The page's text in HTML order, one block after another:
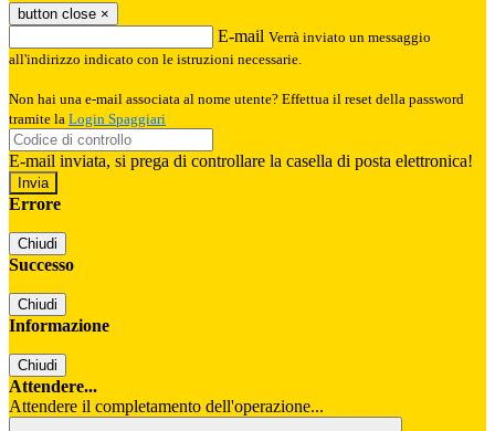
button close ×
E-mail Verrà inviato un messaggio
all'indirizzo indicato con le istruzioni necessarie.
Non hai una e-mail associata al nome utente? Effettua il reset della password
tramite la Login Spaggiari
E-mail inviata, si prega di controllare la casella di posta elettronica!
Errore
Chiudi
Successo
Chiudi
Informazione
Chiudi
Attendere...
Attendere il completamento dell'operazione...